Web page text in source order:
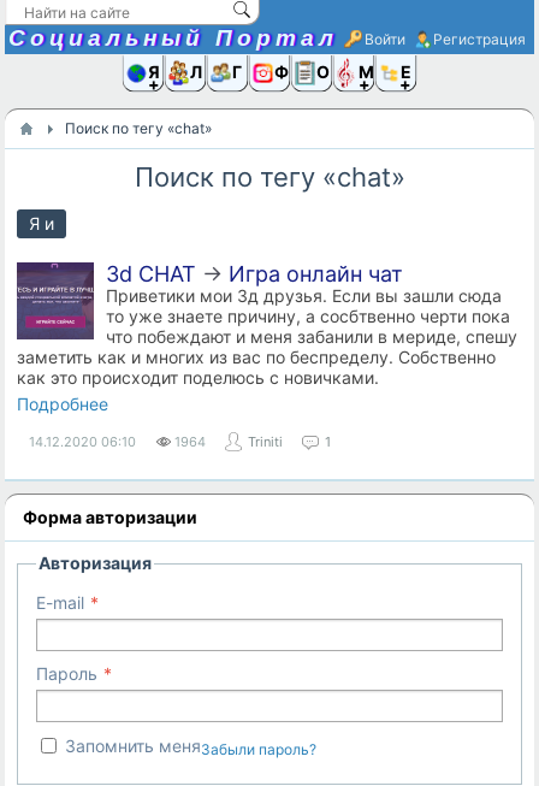
Социальный Портал Войти Регистрация
Я иЛюди
Группы
Фото Ещё
Поиск по тегу «chat»
Поиск по тегу «chat»
Я и
3d CHAT → Игра онлайн чат
Приветики мои 3д друзья. Если вы зашли сюда
то уже знаете причину, а сосбтвенно черти пока
что побеждают и меня забанили в мериде, спешу
заметить как и многих из вас по беспределу. Собственно
как это происходит поделюсь с новичками.
Подробнее
14.12.2020 06:10 1964 Triniti 1
Форма авторизации
Авторизация
E-mail
Пароль
Запомнить меняЗабыли пароль?